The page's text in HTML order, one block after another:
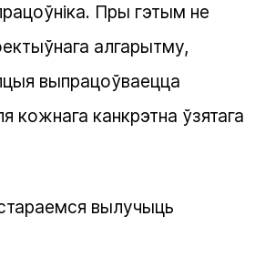
Пры гэтым не
алгарытму,
выпрацоўваецца
кожнага канкрэтна ўзятага
вылучыць